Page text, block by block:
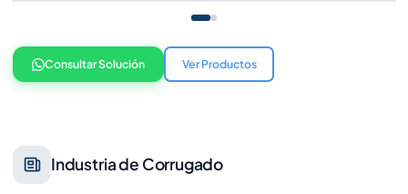
Consultar Solución Ver Productos
Industria de Corrugado